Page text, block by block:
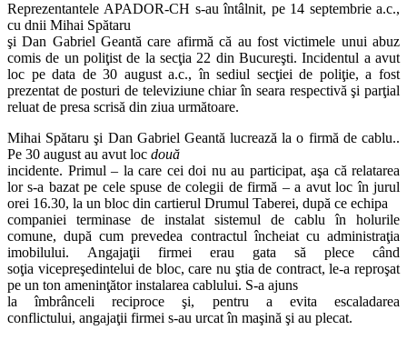
Reprezentantele APADOR-CH s-au întâlnit, pe 14 septembrie a.c.,
cu dnii Mihai Spătaru
şi Dan Gabriel Geantă care afirmă că au fost victimele unui abuz
comis de un poliţist de la secţia 22 din Bucureşti. Incidentul a avut
loc pe data de 30 august a.c., în sediul secţiei de poliţie, a fost
prezentat de posturi de televiziune chiar în seara respectivă şi parţial
reluat de presa scrisă din ziua următoare.
Mihai Spătaru şi Dan Gabriel Geantă lucrează la o firmă de cablu..
Pe 30 august au avut loc două
incidente. Primul – la care cei doi nu au participat, aşa că relatarea
lor s-a bazat pe cele spuse de colegii de firmă – a avut loc în jurul
orei 16.30, la un bloc din cartierul Drumul Taberei, după ce echipa
companiei terminase de instalat sistemul de cablu în holurile
comune, după cum prevedea contractul încheiat cu administraţia
imobilului. Angajaţii firmei erau gata să plece când
soţia vicepreşedintelui de bloc, care nu ştia de contract, le-a reproşat
pe un ton ameninţător instalarea cablului. S-a ajuns
la îmbrânceli reciproce şi, pentru a evita escaladarea
conflictului, angajaţii firmei s-au urcat în maşină şi au plecat.